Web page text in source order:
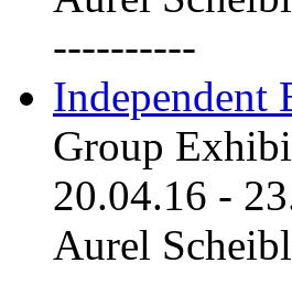
----------
Independent
Group
20.04.16 -
Aurel